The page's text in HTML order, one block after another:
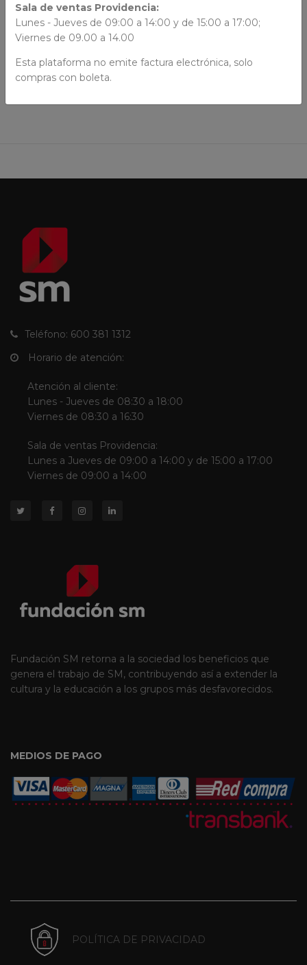
Teléfono: 600 381 1312
Horario de atención:
Atención al cliente:
Lunes - Jueves de 08:30 a 18:00
Viernes de 08:30 a 16:30
Sala de ventas Providencia:
Lunes a Jueves de 09:00 a 14:00 y de 15:00 a 17:00
Viernes de 09:00 a 14:00
Fundación SM retorna a la sociedad los beneficios que
genera el trabajo de SM, contribuyendo así a extender la
cultura y la educación a los grupos más desfavorecidos.
MEDIOS DE PAGO
POLÍTICA DE PRIVACIDAD
Sala de ventas Providencia:
Lunes - Jueves de 09:00 a 14:00 y de 15:00 a 17:00;
Viernes de 09.00 a 14.00
Esta plataforma no emite factura electrónica, solo
compras con boleta.